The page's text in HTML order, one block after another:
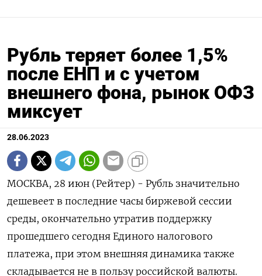
Рубль теряет более 1,5%
после ЕНП и с учетом
внешнего фона, рынок ОФЗ
миксует
28.06.2023
МОСКВА, 28 июн (Рейтер) - Рубль значительно
дешевеет в последние часы биржевой сессии
среды, окончательно утратив поддержку
прошедшего сегодня Единого налогового
платежа, при этом внешняя динамика также
складывается не в пользу российской валюты.